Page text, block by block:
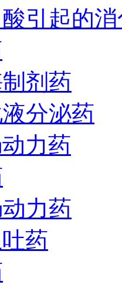
引起的
剂药
分泌药
力药
力药
药